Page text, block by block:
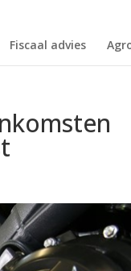
Fiscaal advies